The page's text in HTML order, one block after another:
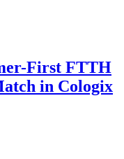
First FTTH
in Cologix